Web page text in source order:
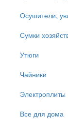
Осушители,
Сумки
Утюги
Чайники
Электроплиты
Все для дома